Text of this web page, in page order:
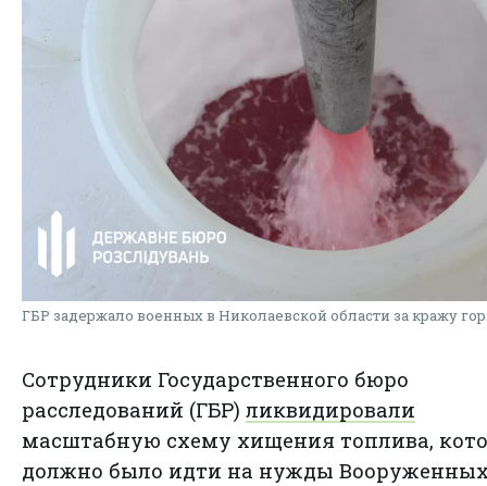
ГБР задержало военных в Николаевской области за кражу
Сотрудники Государственного бюро
расследований (ГБР) ликвидировали
масштабную схему хищения топлива,
должно было идти на нужды